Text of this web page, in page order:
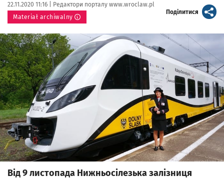
Data publikacji:
22.11.2020 11:16 | Autor:
Редактори порталу www.wroclaw.pl
Materiał archiwalny
Поділитися artykuł
Kliknij, aby powiększyć
Від 9 листопада Нижньосілезька залізниця